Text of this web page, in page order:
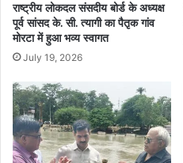
राष्ट्रीय लोकदल संसदीय बोर्ड के अध्यक्ष
पूर्व सांसद के. सी. त्यागी का पैतृक गांव
मोरटा में हुआ भव्य स्वागत
July 19, 2026